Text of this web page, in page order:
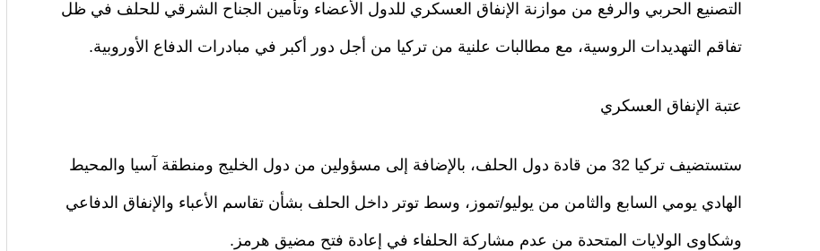
التصنيع الحربي والرفع من موازنة الإنفاق العسكري للدول الأعضاء وتأمين الجناح الشرقي للحلف في ظل
تفاقم التهديدات الروسية، مع مطالبات علنية من تركيا من أجل دور أكبر في مبادرات الدفاع الأوروبية.
عتبة الإنفاق العسكري
ستستضيف تركيا 32 من قادة دول الحلف، بالإضافة إلى مسؤولين من دول الخليج ومنطقة آسيا والمحيط
الهادي يومي السابع والثامن من يوليو/تموز، وسط توتر داخل الحلف بشأن تقاسم الأعباء والإنفاق الدفاعي
وشكاوى الولايات المتحدة من عدم مشاركة الحلفاء في إعادة فتح مضيق هرمز.